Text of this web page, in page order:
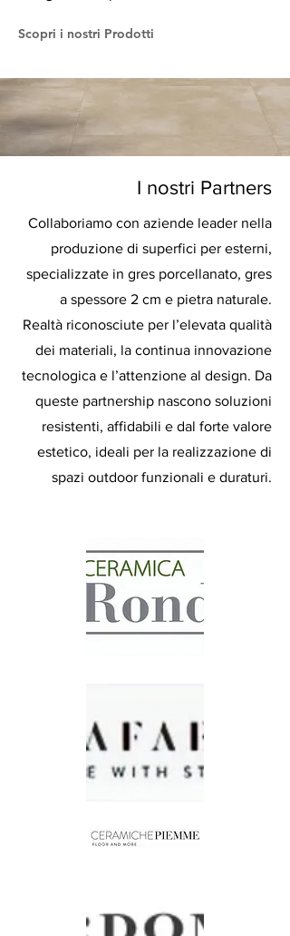
Scopri i nostri Prodotti
I nostri Partners
Collaboriamo con aziende leader nella
produzione di superfici per esterni,
specializzate in gres porcellanato, gres
a spessore 2 cm e pietra naturale.
Realtà riconosciute per l’elevata qualità
dei materiali, la continua innovazione
tecnologica e l’attenzione al design. Da
queste partnership nascono soluzioni
resistenti, affidabili e dal forte valore
estetico, ideali per la realizzazione di
spazi outdoor funzionali e duraturi.